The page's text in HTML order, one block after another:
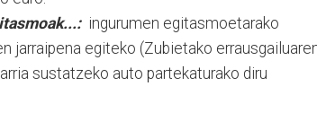
ingurumen egitasmoetarako
jarraipena egiteko (Zubietako
sustatzeko auto partekaturako diru